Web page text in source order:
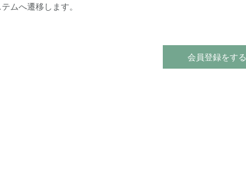
ムへ遷移します。
会員登録をする